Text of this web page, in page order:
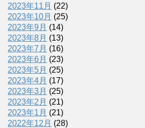
2023年11月 (22)
2023年10月 (25)
2023年9月 (14)
2023年8月 (13)
2023年7月 (16)
2023年6月 (23)
2023年5月 (25)
2023年4月 (17)
2023年3月 (25)
2023年2月 (21)
2023年1月 (21)
2022年12月 (28)